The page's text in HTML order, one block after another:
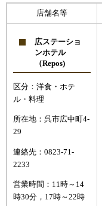
店舗名等
広ステーショ
ンホテル
（Repos)
区分：洋食・ホテ
ル・料理
所在地：呉市広中町4-
29
連絡先：0823-71-
2233
営業時間：11時～14
時30分，17時～22時